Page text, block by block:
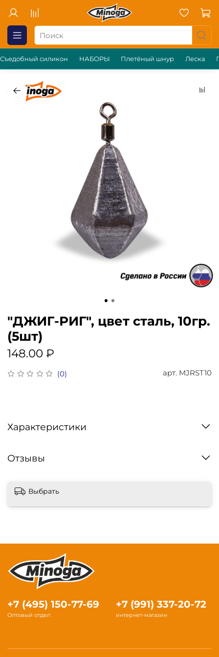
Съедобный силикон НАБОРЫ Плетёный шнур Леска
(0) арт. MJRST10
"ДЖИГ-РИГ", цвет сталь, 10гр.
(5шт)
148.00 ₽
Характеристики
Отзывы
Выбрать
+7 (495) 150-77-69
Оптовый отдел
+7 (991) 337-20-72
интернет-магазин